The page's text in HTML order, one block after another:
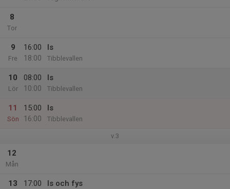
8
Tor
9
Fre
16:00
18:00
Is
Tibblevallen
10
Lör
08:00
10:00
Is
Tibblevallen
11
Sön
15:00
16:00
Is
Tibblevallen
v.3
12
Mån
13
17:00
Is och fys